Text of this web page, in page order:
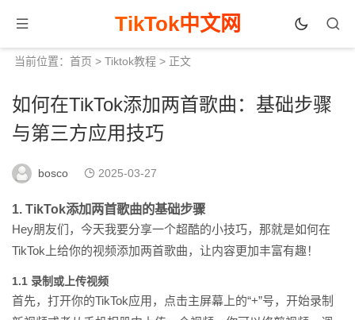
TikTok中文网
当前位置： 首页 > Tiktok教程 > 正文
如何在TikTok添加两首歌曲：基础步骤
与第三方应用技巧
bosco 2025-03-27
1. TikTok添加两首歌曲的基础步骤
Hey朋友们，今天我要分享一个超酷的小技巧，那就是如何在
TikTok上给你的视频添加两首歌曲，让内容更加丰富有趣！
1.1 录制或上传视频
首先，打开你的TikTok应用，点击主屏幕上的“+”号，开始录制